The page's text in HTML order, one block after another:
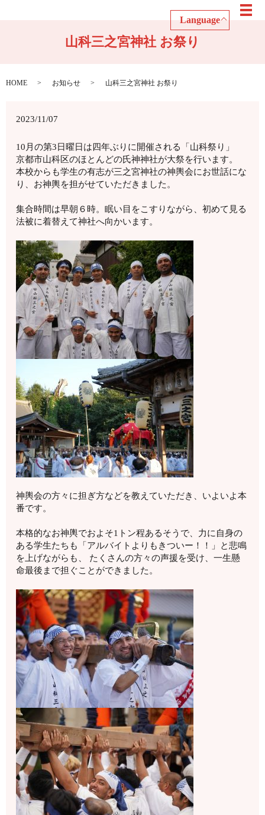
Language
メ
山科三之宮神社 お祭り
HOME お知らせ 山科三之宮神社 お祭り
2023/11/07
10月の第3日曜日は四年ぶりに開催される「山科祭り」
京都市山科区のほとんどの氏神神社が大祭を行います。
本校からも学生の有志が三之宮神社の神輿会にお世話にな
り、お神輿を担がせていただきました。
集合時間は早朝６時。眠い目をこすりながら、初めて見る
法被に着替えて神社へ向かいます。
神輿会の方々に担ぎ方などを教えていただき、いよいよ本
番です。
本格的なお神輿でおよそ1トン程あるそうで、力に自身の
ある学生たちも「アルバイトよりもきついー！！」と悲鳴
を上げながらも、 たくさんの方々の声援を受け、一生懸
命最後まで担ぐことができました。